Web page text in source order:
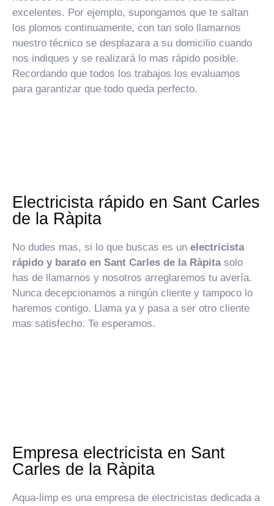
excelentes. Por ejemplo, supongamos que te saltan
los plomos continuamente, con tan solo llamarnos
nuestro técnico se desplazara a su domicilio cuando
nos indiques y se realizará lo mas rápido posible.
Recordando que todos los trabajos los evaluamos
para garantizar que todo queda perfecto.
Electricista rápido en Sant Carles
de la Ràpita
No dudes mas, si lo que buscas es un electricista
rápido y barato en Sant Carles de la Ràpita solo
has de llamarnos y nosotros arreglaremos tu avería.
Nunca decepcionamos a ningún cliente y tampoco lo
haremos contigo. Llama ya y pasa a ser otro cliente
mas satisfecho. Te esperamos.
Empresa electricista en Sant
Carles de la Ràpita
Aqua-limp es una empresa de electricistas dedicada a